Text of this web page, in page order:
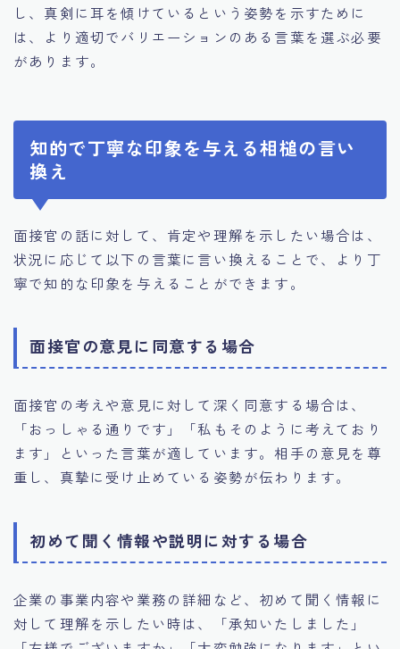
し、真剣に耳を傾けているという姿勢を示すために
は、より適切でバリエーションのある言葉を選ぶ必要
があります。
知的で丁寧な印象を与える相槌の言い
換え
面接官の話に対して、肯定や理解を示したい場合は、
状況に応じて以下の言葉に言い換えることで、より丁
寧で知的な印象を与えることができます。
面接官の意見に同意する場合
面接官の考えや意見に対して深く同意する場合は、
「おっしゃる通りです」「私もそのように考えており
ます」といった言葉が適しています。相手の意見を尊
重し、真摯に受け止めている姿勢が伝わります。
初めて聞く情報や説明に対する場合
企業の事業内容や業務の詳細など、初めて聞く情報に
対して理解を示したい時は、「承知いたしました」